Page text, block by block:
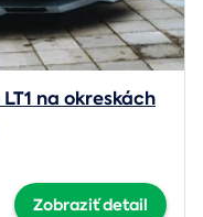
na okreskách
Zobraziť detail